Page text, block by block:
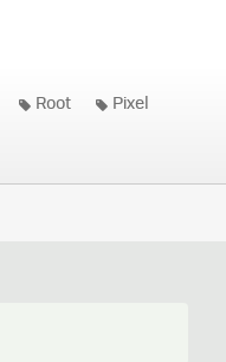
Root Pixel